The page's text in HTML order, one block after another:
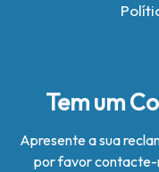
Tem um
Apresente a sua
por favor contacte-